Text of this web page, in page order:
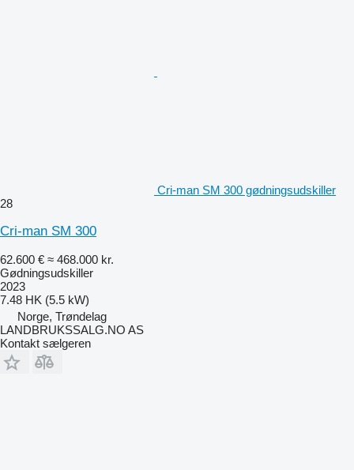
Cri-man SM 300 gødningsudskiller
28
Cri-man SM 300
62.600 € ≈ 468.000 kr.
Gødningsudskiller
2023
7.48 HK (5.5 kW)
Norge, Trøndelag
LANDBRUKSSALG.NO AS
Kontakt sælgeren